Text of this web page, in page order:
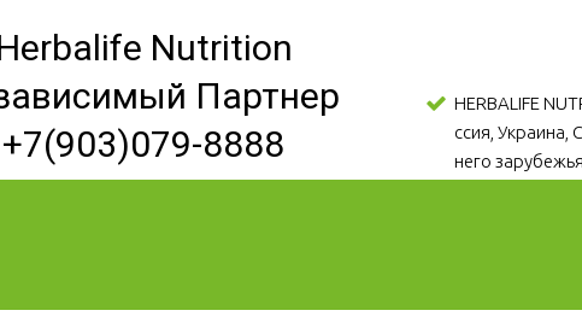
Nutrition
Партнер
+7(903)079-8888
HERBALIFE
ссия, Украина,
него зарубежья